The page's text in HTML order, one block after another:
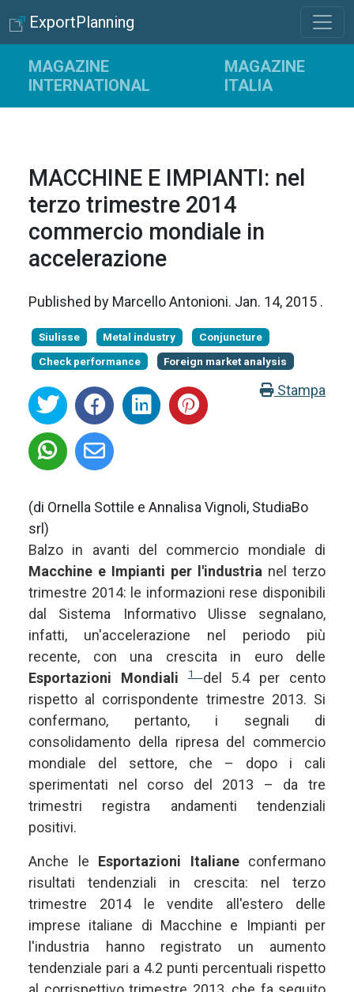
ExportPlanning
MAGAZINE
INTERNATIONAL
MAGAZINE
ITALIA
MACCHINE E IMPIANTI: nel
terzo trimestre 2014
commercio mondiale in
accelerazione
Published by Marcello Antonioni. Jan. 14, 2015 .
Siulisse Metal industry
Conjuncture
Check performance
Foreign market analysis
Stampa
(di Ornella Sottile e Annalisa Vignoli, StudiaBo
srl)
Balzo in avanti del commercio mondiale di
Macchine e Impianti per l'industria nel terzo
trimestre 2014: le informazioni rese disponibili
dal Sistema Informativo Ulisse segnalano,
infatti, un'accelerazione nel periodo più
recente, con una crescita in euro delle
Esportazioni Mondiali1 del 5.4 per cento
rispetto al corrispondente trimestre 2013. Si
confermano, pertanto, i segnali di
consolidamento della ripresa del commercio
mondiale del settore, che – dopo i cali
sperimentati nel corso del 2013 – da tre
trimestri registra andamenti tendenziali
positivi.
Anche le Esportazioni Italiane confermano
risultati tendenziali in crescita: nel terzo
trimestre 2014 le vendite all'estero delle
imprese italiane di Macchine e Impianti per
l'industria hanno registrato un aumento
tendenziale pari a 4.2 punti percentuali rispetto